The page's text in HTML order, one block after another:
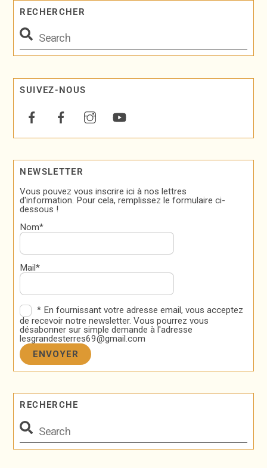
RECHERCHER
SUIVEZ-NOUS
NEWSLETTER
Vous pouvez vous inscrire ici à nos lettres
d'information. Pour cela, remplissez le formulaire ci-
dessous !
Nom*
Mail*
* En fournissant votre adresse email, vous acceptez
de recevoir notre newsletter. Vous pourrez vous
désabonner sur simple demande à l'adresse
lesgrandesterres69@gmail.com
RECHERCHE